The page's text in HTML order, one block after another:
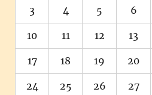
3 4 5 6
10 11 12 13
17 18 19 20
24 25 26 27